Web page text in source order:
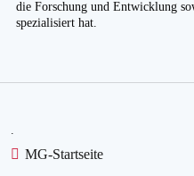
die Forschung und Entwicklung
spezialisiert hat.
MG-Startseite